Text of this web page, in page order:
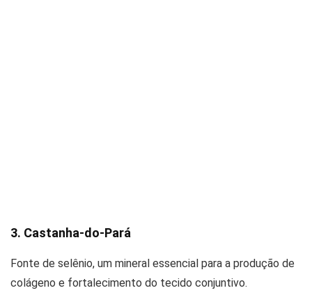
3. Castanha-do-Pará
Fonte de selênio, um mineral essencial para a produção de
colágeno e fortalecimento do tecido conjuntivo.